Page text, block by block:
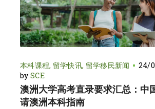
本科课程 留学快讯 留学移民新闻
24/
by SCE
澳洲大学高考直录要求汇总：中
请澳洲本科指南